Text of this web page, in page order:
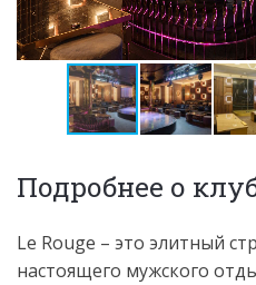
Подробнее о
Le Rouge – это элитный
настоящего мужского